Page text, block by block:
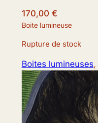
170,00 €
Boite lumineuse
Rupture de stock
Boites lumineuses,